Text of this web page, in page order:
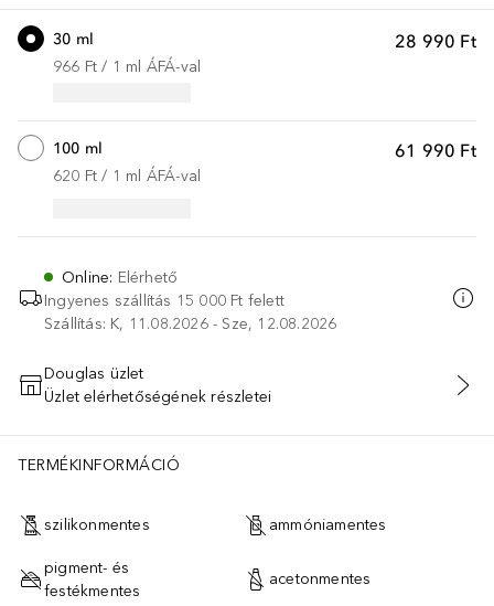
28 990 Ft
30 ml
966 Ft / 1 ml ÁFÁ-val
61 990 Ft
100 ml
620 Ft / 1 ml ÁFÁ-val
Online: Elérhető
Ingyenes szállítás 15 000 Ft felett
Szállítás: K, 11.08.2026 - Sze, 12.08.2026
KOSÁRBA HELYEZÉS
Douglas üzlet
Üzlet elérhetőségének részletei
TERMÉKINFORMÁCIÓ
szilikonmentes ammóniamentes
pigment- és
festékmentes
acetonmentes